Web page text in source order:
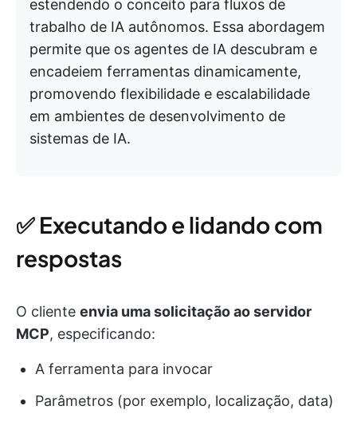
estendendo o conceito para fluxos de
trabalho de IA autônomos. Essa abordagem
permite que os agentes de IA descubram e
encadeiem ferramentas dinamicamente,
promovendo flexibilidade e escalabilidade
em ambientes de desenvolvimento de
sistemas de IA.
✅ Executando e lidando com
respostas
O cliente envia uma solicitação ao servidor
MCP, especificando:
A ferramenta para invocar
Parâmetros (por exemplo, localização, data)